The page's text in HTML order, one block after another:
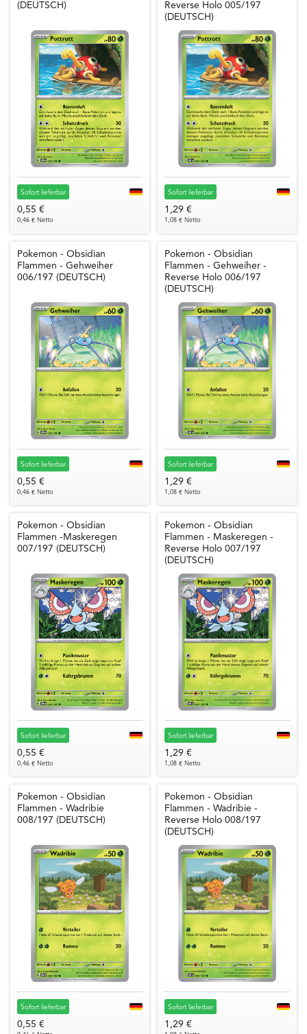
(DEUTSCH)
Sofort lieferbar
0,55 €
0,46 € Netto
Reverse Holo 005/197
(DEUTSCH)
Sofort lieferbar
1,29 €
1,08 € Netto
Pokemon - Obsidian
Flammen - Gehweiher
006/197 (DEUTSCH)
Sofort lieferbar
0,55 €
0,46 € Netto
Pokemon - Obsidian
Flammen - Gehweiher -
Reverse Holo 006/197
(DEUTSCH)
Sofort lieferbar
1,29 €
1,08 € Netto
Pokemon - Obsidian
Flammen -Maskeregen
007/197 (DEUTSCH)
Sofort lieferbar
0,55 €
0,46 € Netto
Pokemon - Obsidian
Flammen - Maskeregen -
Reverse Holo 007/197
(DEUTSCH)
Sofort lieferbar
1,29 €
1,08 € Netto
Pokemon - Obsidian
Flammen - Wadribie
008/197 (DEUTSCH)
Sofort lieferbar
0,55 €
Pokemon - Obsidian
Flammen - Wadribie -
Reverse Holo 008/197
(DEUTSCH)
Sofort lieferbar
1,29 €